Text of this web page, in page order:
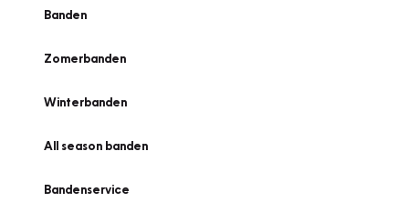
Banden
Zomerbanden
Winterbanden
All season banden
Bandenservice